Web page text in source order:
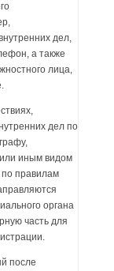
дел,
а также
лица,
дел по
иным видом
по правилам
органа
часть для
после